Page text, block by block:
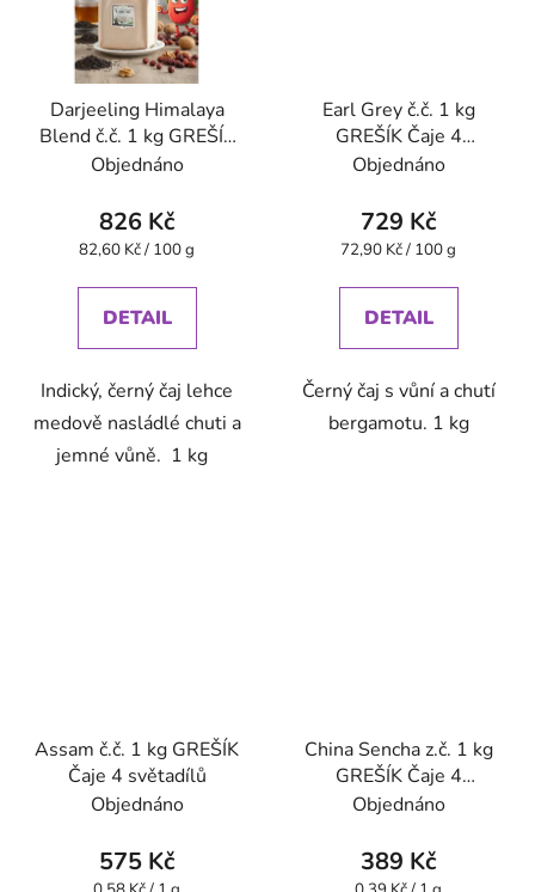
Darjeeling Himalaya
Blend č.č. 1 kg GREŠÍK
Čaje 4 světadílů
Objednáno
826 Kč
Měrná
82,60 Kč / 100 g
DETAIL
Indický, černý čaj lehce
medově nasládlé chuti a
jemné vůně. 1 kg
Earl Grey č.č. 1 kg
GREŠÍK Čaje 4
světadílů
Objednáno
729 Kč
Měrná
72,90 Kč / 100 g
DETAIL
Černý čaj s vůní a chutí
bergamotu. 1 kg
Assam č.č. 1 kg GREŠÍK
Čaje 4 světadílů
Objednáno
575 Kč
China Sencha z.č. 1 kg
GREŠÍK Čaje 4
světadílů
Objednáno
389 Kč